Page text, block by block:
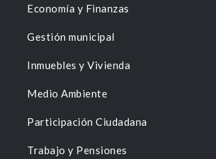
Economía y Finanzas
Gestión municipal
Inmuebles y Vivienda
Medio Ambiente
Participación Ciudadana
Trabajo y Pensiones